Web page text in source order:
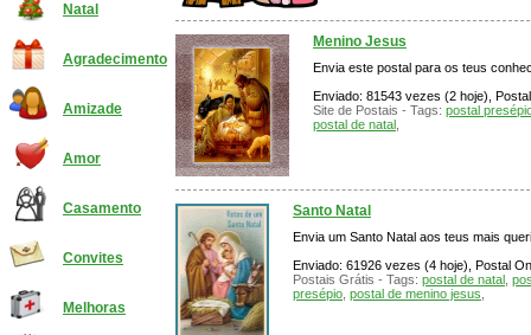
Natal
Agradecimento
Amizade
Amor
Casamento
Convites
Melhoras
Menino Jesus
Envia este postal para os teus
Enviado: 81543 vezes (2 hoje),
Site de Postais - Tags: postal
postal de natal
Santo Natal
Envia um Santo Natal aos teus mais
Enviado: 61926 vezes (4 hoje), Postal
Postais Grátis - Tags: postal de natal
presépio postal de menino jesus